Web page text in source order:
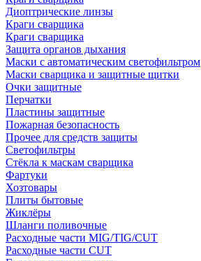
Диоптрические линзы
Краги сварщика
Краги сварщика
Защита органов дыхания
Маски с автоматическим светофильтром
Маски сварщика и защитные щитки
Очки защитные
Перчатки
Пластины защитные
Пожарная безопасность
Прочее для средств защиты
Светофильтры
Стёкла к маскам сварщика
Фартуки
Хозтовары
Плиты бытовые
Жиклёры
Шланги поливочные
Расходные части MIG/TIG/CUT
Расходные части CUT